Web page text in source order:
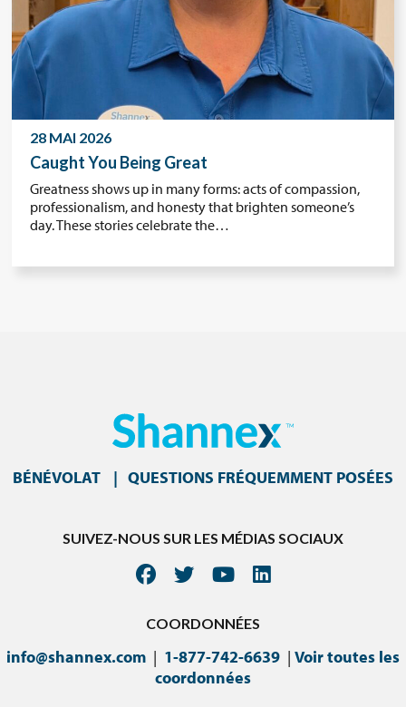
28 MAI 2026
Caught You Being Great
Greatness shows up in many forms: acts of compassion,
professionalism, and honesty that brighten someone’s
day. These stories celebrate the…
BÉNÉVOLAT QUESTIONS FRÉQUEMMENT POSÉES
SUIVEZ-NOUS SUR LES MÉDIAS SOCIAUX
COORDONNÉES
info@shannex.com | 1-877-742-6639 | Voir toutes les
coordonnées